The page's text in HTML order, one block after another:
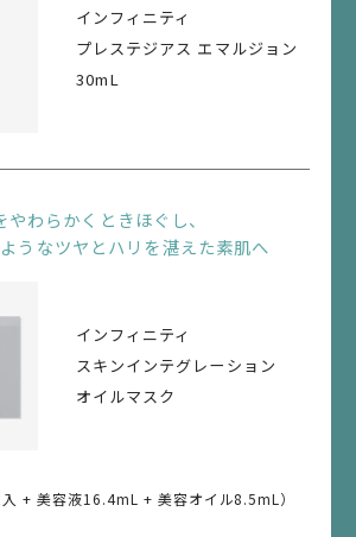
住所の記入間違い、所定の日時までに変
当社の責に帰さない事由で商品がお届け
等）
いずれかの方法を選択いただけます。
インフィニティ
プレステジアス エマルジョン
30mL
やわらかくときほぐし、
うなツヤとハリを湛えた素肌へ
インフィニティ
スキンインテグレーション
オイルマスク
入 + 美容液16.4mL + 美容オイル8.5mL）